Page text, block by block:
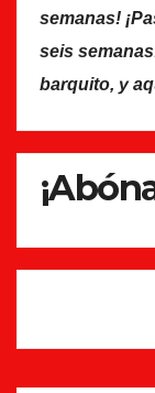
semanas!
seis
barquito, y